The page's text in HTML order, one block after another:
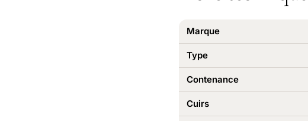
Marque
Type
Contenance
Cuirs